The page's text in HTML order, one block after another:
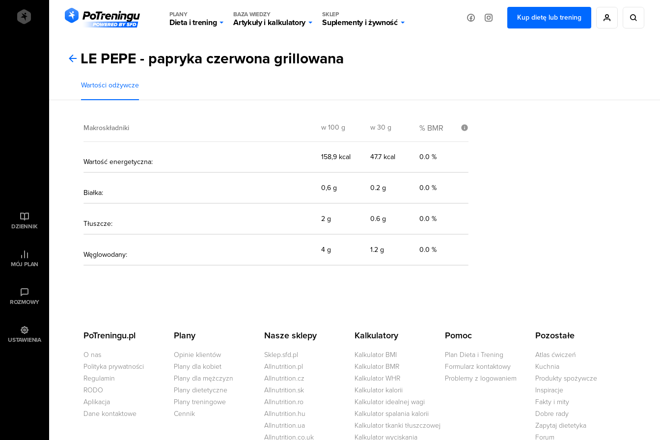
PLANY
Dieta i trening
BAZA WIEDZY
Artykuły i kalkulatory
SKLEP
Suplementy i żywność
Kup dietę lub trening
DZIENNIK
MÓJ PLAN
ROZMOWY
USTAWIENIA
LE PEPE - papryka czerwona grillowana
Wartości odżywcze
Makroskładniki w 100 g w 30 g % BMR
Wartość energetyczna:
158,9 kcal 47.7 kcal 0.0 %
Białka:
0,6 g 0.2 g 0.0 %
Tłuszcze:
2 g 0.6 g 0.0 %
Węglowodany:
4 g 1.2 g 0.0 %
PoTreningu.pl
O nas
Polityka prywatności
Regulamin
RODO
Aplikacja
Dane kontaktowe
Plany
Opinie klientów
Plany dla kobiet
Plany dla mężczyzn
Plany dietetyczne
Plany treningowe
Cennik
Nasze sklepy
Sklep.sfd.pl
Allnutrition.pl
Allnutrition.cz
Allnutrition.sk
Allnutrition.ro
Allnutrition.hu
Allnutrition.ua
Allnutrition.co.uk
Kalkulatory
Kalkulator BMI
Kalkulator BMR
Kalkulator WHR
Kalkulator kalorii
Kalkulator idealnej wagi
Kalkulator spalania kalorii
Kalkulator tkanki tłuszczowej
Kalkulator wyciskania
Pomoc
Plan Dieta i Trening
Formularz kontaktowy
Problemy z logowaniem
Pozostałe
Atlas ćwiczeń
Kuchnia
Produkty spożywcze
Inspiracje
Fakty i mity
Dobre rady
Zapytaj dietetyka
Forum